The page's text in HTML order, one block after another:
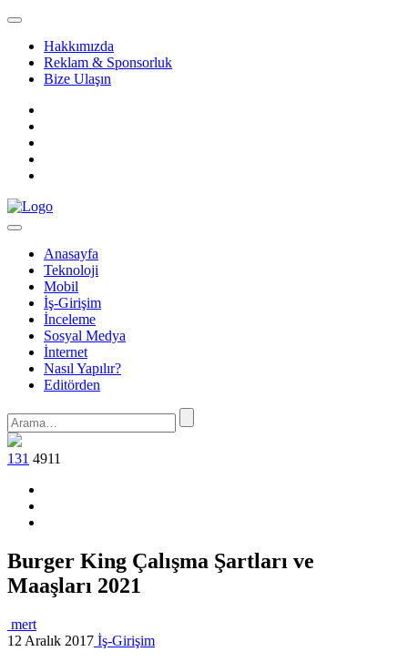
Hakkımızda
Reklam & Sponsorluk
Bize Ulaşın
Anasayfa
Teknoloji
Mobil
İş-Girişim
İnceleme
Sosyal Medya
İnternet
Nasıl Yapılır?
Editörden
131 4911
Burger King Çalışma Şartları ve
Maaşları 2021
mert
12 Aralık 2017 İş-Girişim